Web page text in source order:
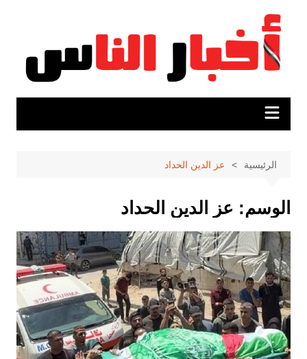
المحتوى
الرئيسية عز الدين الحداد
الوسم: عز الدين الحداد